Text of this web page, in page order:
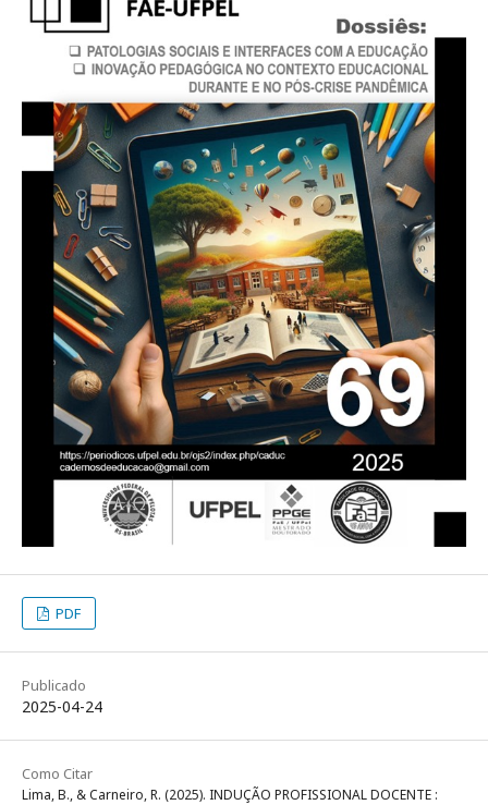
PDF
Publicado
2025-04-24
Como Citar
Lima, B., & Carneiro, R. (2025). INDUÇÃO PROFISSIONAL DOCENTE :